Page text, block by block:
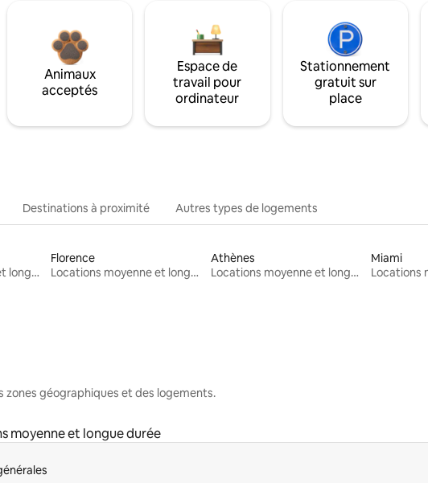
Animaux
acceptés
Espace de
travail pour
ordinateur
Stationnement
gratuit sur
place
Destinations à proximité Autres types de logements
Locations moyenne et longue durée
Florence
Locations moyenne et longue durée
Athènes
Locations moyenne et longue durée
Miami
zones géographiques et des logements.
moyenne et longue durée